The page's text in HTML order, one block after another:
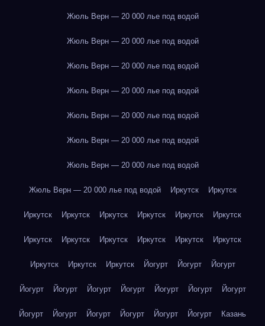
Жюль Верн — 20 000 лье под водой
Жюль Верн — 20 000 лье под водой
Жюль Верн — 20 000 лье под водой
Жюль Верн — 20 000 лье под водой
Жюль Верн — 20 000 лье под водой
Жюль Верн — 20 000 лье под водой
Жюль Верн — 20 000 лье под водой
Жюль Верн — 20 000 лье под водой Иркутск Иркутск
Иркутск Иркутск Иркутск Иркутск Иркутск Иркутск
Иркутск Иркутск Иркутск Иркутск Иркутск Иркутск
Иркутск Иркутск Иркутск Йогурт Йогурт Йогурт
Йогурт Йогурт Йогурт Йогурт Йогурт Йогурт Йогурт
Йогурт Йогурт Йогурт Йогурт Йогурт Йогурт Казань